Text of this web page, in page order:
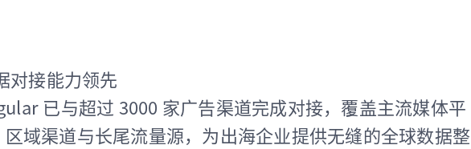
对接能力领先
已与超过 3000 家广告渠道完成对接，覆盖主流媒体平
区域渠道与长尾流量源，为出海企业提供无缝的全球数据整